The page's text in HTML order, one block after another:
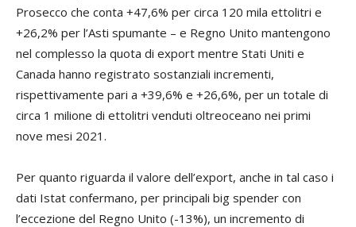
Prosecco che conta +47,6% per circa 120 mila ettolitri e
+26,2% per l’Asti spumante – e Regno Unito mantengono
nel complesso la quota di export mentre Stati Uniti e
Canada hanno registrato sostanziali incrementi,
rispettivamente pari a +39,6% e +26,6%, per un totale di
circa 1 milione di ettolitri venduti oltreoceano nei primi
nove mesi 2021.
Per quanto riguarda il valore dell’export, anche in tal caso i
dati Istat confermano, per principali big spender con
l’eccezione del Regno Unito (-13%), un incremento di